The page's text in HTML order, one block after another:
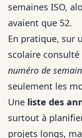
semaines ISO,
avaient que 52.
En pratique, sur
scolaire
numéro de
seulement les
Une liste des
surtout à
projets longs,